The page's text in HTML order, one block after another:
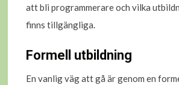
att bli programmerare och vilka
finns tillgängliga.
Formell utbildning
En vanlig väg att gå är genom en